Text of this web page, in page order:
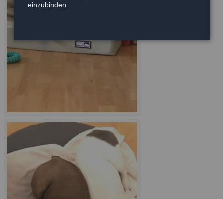
einzubinden.